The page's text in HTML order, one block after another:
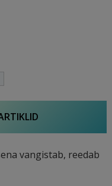
vangistab, reedab